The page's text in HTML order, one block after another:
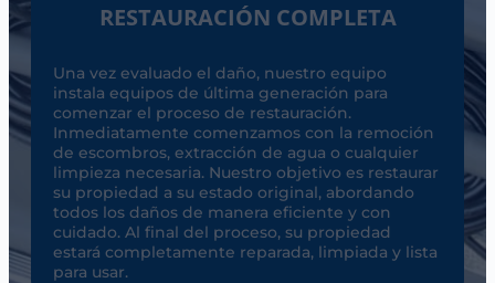
RESTAURACIÓN COMPLETA
Una vez evaluado el daño, nuestro equipo
instala equipos de última generación para
comenzar el proceso de restauración.
Inmediatamente comenzamos con la remoción
de escombros, extracción de agua o cualquier
limpieza necesaria. Nuestro objetivo es restaurar
su propiedad a su estado original, abordando
todos los daños de manera eficiente y con
cuidado. Al final del proceso, su propiedad
estará completamente reparada, limpiada y lista
para usar.